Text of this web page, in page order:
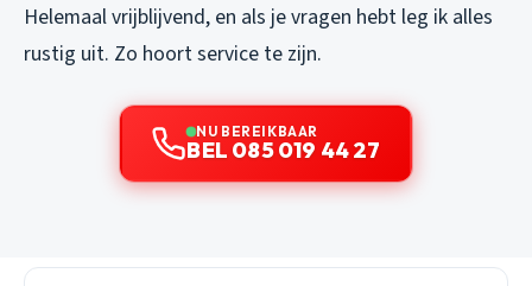
Helemaal vrijblijvend, en als je vragen hebt leg ik alles
rustig uit. Zo hoort service te zijn.
NU BEREIKBAAR
BEL 085 019 44 27